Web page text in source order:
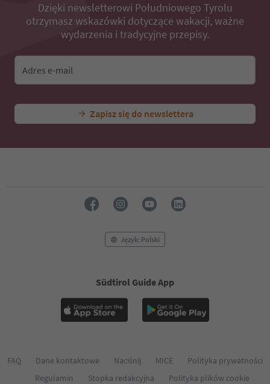
Dzięki newsletterowi Południowego Tyrolu
otrzymasz wskazówki dotyczące wakacji, ważne
wydarzenia i tradycyjne przepisy.
Adres e-mail
Zapisz się do newslettera
Język: Polski
Südtirol Guide App
FAQ Dane kontaktowe Naciśnij MICE
Polityka prywatności
Regulamin
Stopka redakcyjna
Polityka plików cookie